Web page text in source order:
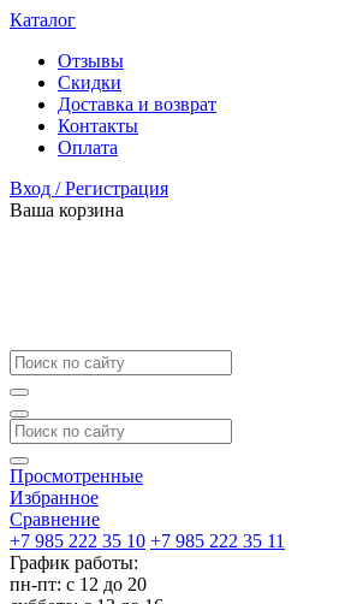
Каталог
Отзывы
Скидки
Доставка и возврат
Контакты
Оплата
Вход / Регистрация
Ваша корзина
Просмотренные
Избранное
Сравнение
+7 985 222 35 10 +7 985 222 35 11
График работы:
пн-пт: с 12 до 20